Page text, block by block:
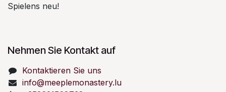
Spielens neu!
Nehmen Sie Kontakt auf
Kontaktieren Sie uns
info@meeplemonastery.lu